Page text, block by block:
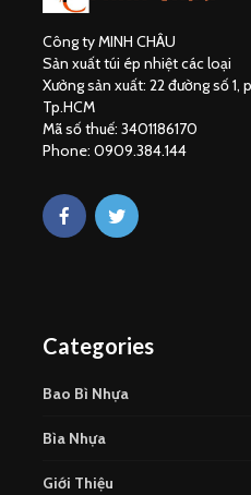
Công ty MINH CHÂU
Sản xuất túi ép nhiệt các loại
Xưởng sản xuất: 22 đường số 1,
Tp.HCM
Mã số thuế: 3401186170
Phone: 0909.384.144
Categories
Bao Bì Nhựa
Bìa Nhựa
Giới Thiệu